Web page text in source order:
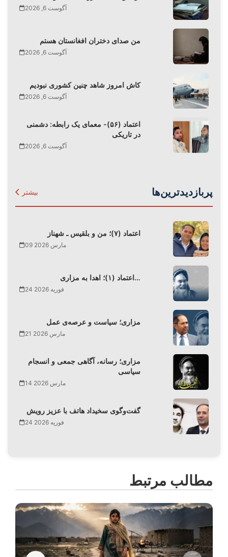
آگوست 6, 2026
من صدای دختران افغانستان هستم
آگوست 6, 2026
کاش امروز شاهد چنین کشوری نبودیم
آگوست 6, 2026
اعتماد (۵۶)- معمای یک رابطه: دشمنی
در تاریکی
آگوست 6, 2026
پربازدیدترین‌ها بیشتر
اعتماد (۷)؛ من و بلقیس ـ شهناز
09 مارس 2026
اعتماد (۱)؛ اهدا به مزاری…
24 فوریه 2026
مزاری؛ سیاست و عرصه‌ی عمل
21 مارس 2026
مزاری؛ رسانه، آگاهی جمعی و انسجام
سیاسی
14 مارس 2026
گفت‌وگوی سخیداد هاتف با عزیز رویش
24 فوریه 2026
مطالب مرتبط